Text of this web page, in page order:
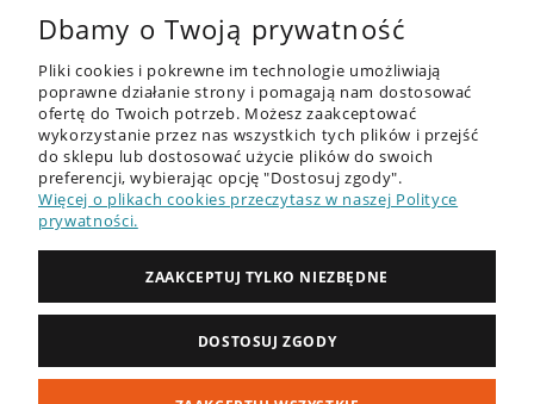
OFERTA
DESKI SUP - RECENZJE
ZAKUPY
Dbamy o Twoją prywatność
Pliki cookies i pokrewne im technologie umożliwiają
poprawne działanie strony i pomagają nam dostosować
ofertę do Twoich potrzeb. Możesz zaakceptować
wykorzystanie przez nas wszystkich tych plików i przejść
do sklepu lub dostosować użycie plików do swoich
preferencji, wybierając opcję "Dostosuj zgody".
Więcej o plikach cookies przeczytasz w naszej Polityce
prywatności.
ZAAKCEPTUJ TYLKO NIEZBĘDNE
DOSTOSUJ ZGODY